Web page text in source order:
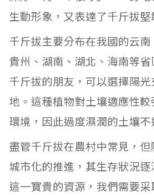
生動形象，又表達了千斤拔堅
千斤拔主要分布在我國的云南
貴州、湖南、湖北、海南等
千斤拔的朋友，可以選擇陽
地。這種植物對土壤適應性
環境，因此過度濕潤的土壤不
盡管千斤拔在農村中常見，
城市化的推進，其生存狀況
這一寶貴的資源，我們需要